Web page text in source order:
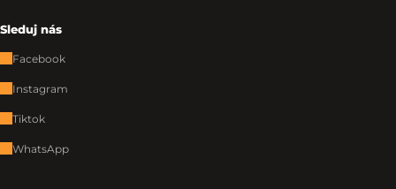
Sleduj nás
Facebook
Instagram
Tiktok
WhatsApp